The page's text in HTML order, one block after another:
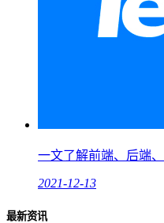
一文了解前端、后端
2021-12-13
最新资讯